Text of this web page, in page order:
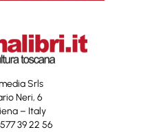
Srls
Neri, 6
– Italy
39 22 56